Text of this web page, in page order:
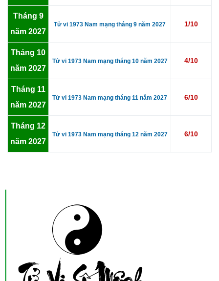
Tháng 9
năm 2027
Tử vi 1973 Nam mạng tháng 9 năm 2027 1/10
Tháng 10
năm 2027
Tử vi 1973 Nam mạng tháng 10 năm 2027 4/10
Tháng 11
năm 2027
Tử vi 1973 Nam mạng tháng 11 năm 2027 6/10
Tháng 12
năm 2027
Tử vi 1973 Nam mạng tháng 12 năm 2027 6/10